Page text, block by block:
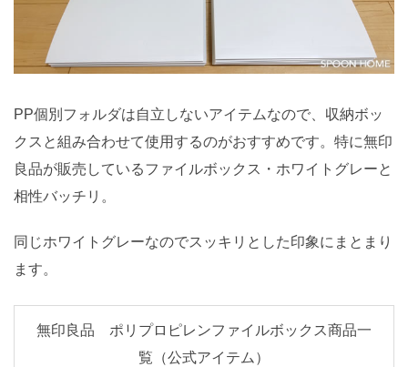
PP個別フォルダは自立しないアイテムなので、収納ボッ
クスと組み合わせて使用するのがおすすめです。特に無印
良品が販売しているファイルボックス・ホワイトグレーと
相性バッチリ。
同じホワイトグレーなのでスッキリとした印象にまとまり
ます。
無印良品 ポリプロピレンファイルボックス商品一
覧（公式アイテム）